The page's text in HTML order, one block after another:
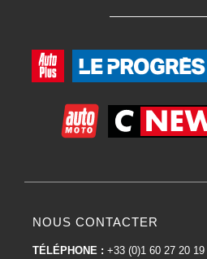
NOUS CONTACTER
TÉLÉPHONE : +33 (0)1 60 27 20 19